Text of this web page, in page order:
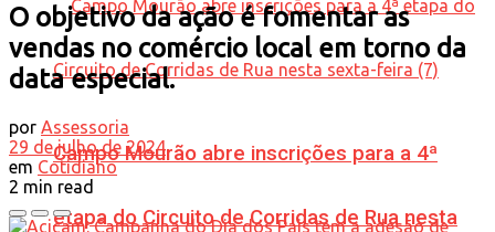
Campo Mourão abre inscrições para a 4ª
etapa do Circuito de Corridas de Rua nesta
O objetivo da ação é fomentar as
vendas no comércio local em torno da
data especial.
por Assessoria
29 de julho de 2024
em Cotidiano
2 min read